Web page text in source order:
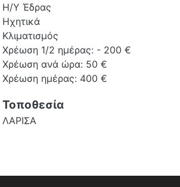
Η/Υ Έδρας
Ηχητικά
Κλιματισμός
Χρέωση 1/2 ημέρας: - 200 €
Χρέωση ανά ώρα: 50 €
Χρέωση ημέρας: 400 €
Τοποθεσία
ΛΑΡΙΣΑ